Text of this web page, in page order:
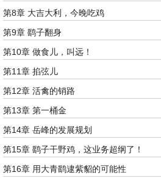
第8章 大吉大利，今晚吃鸡
第9章 鹞子翻身
第10章 做食儿，叫远！
第11章 掐弦儿
第12章 活禽的销路
第13章 第一桶金
第14章 岳峰的发展规划
第15章 鹞子干野鸡，这业务超纲了！
第16章 用大青鹞逮紫貂的可能性